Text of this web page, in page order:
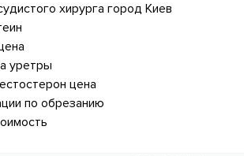
хирурга город Киев
уретры
цена
по обрезанию